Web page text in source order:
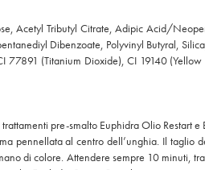
Acetyl Tributyl Citrate, Adipic Acid/
Dibenzoate, Polyvinyl Butyral,
77891 (Titanium Dioxide), CI 19140
pre-smalto Euphidra Olio Restart
pennellata al centro dell’unghia. Il
di colore. Attendere sempre 10 minuti,